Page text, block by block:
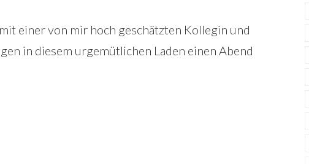
einer von mir hoch geschätzten Kollegin und
in diesem urgemütlichen Laden einen Abend